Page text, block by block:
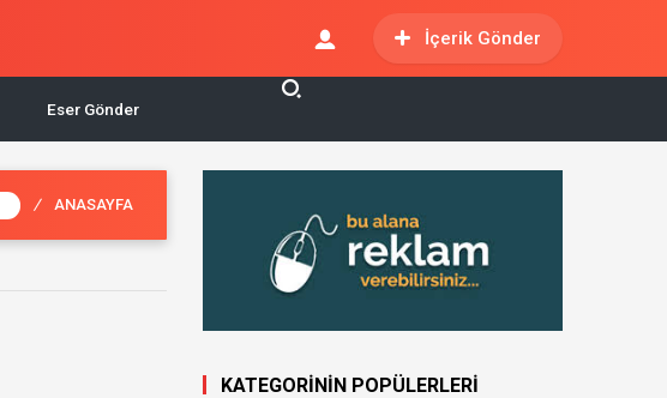
İçerik Gönder
Eser Gönder
/ ANASAYFA
KATEGORİNİN POPÜLERLERİ